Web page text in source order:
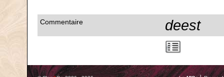
Commentaire deest